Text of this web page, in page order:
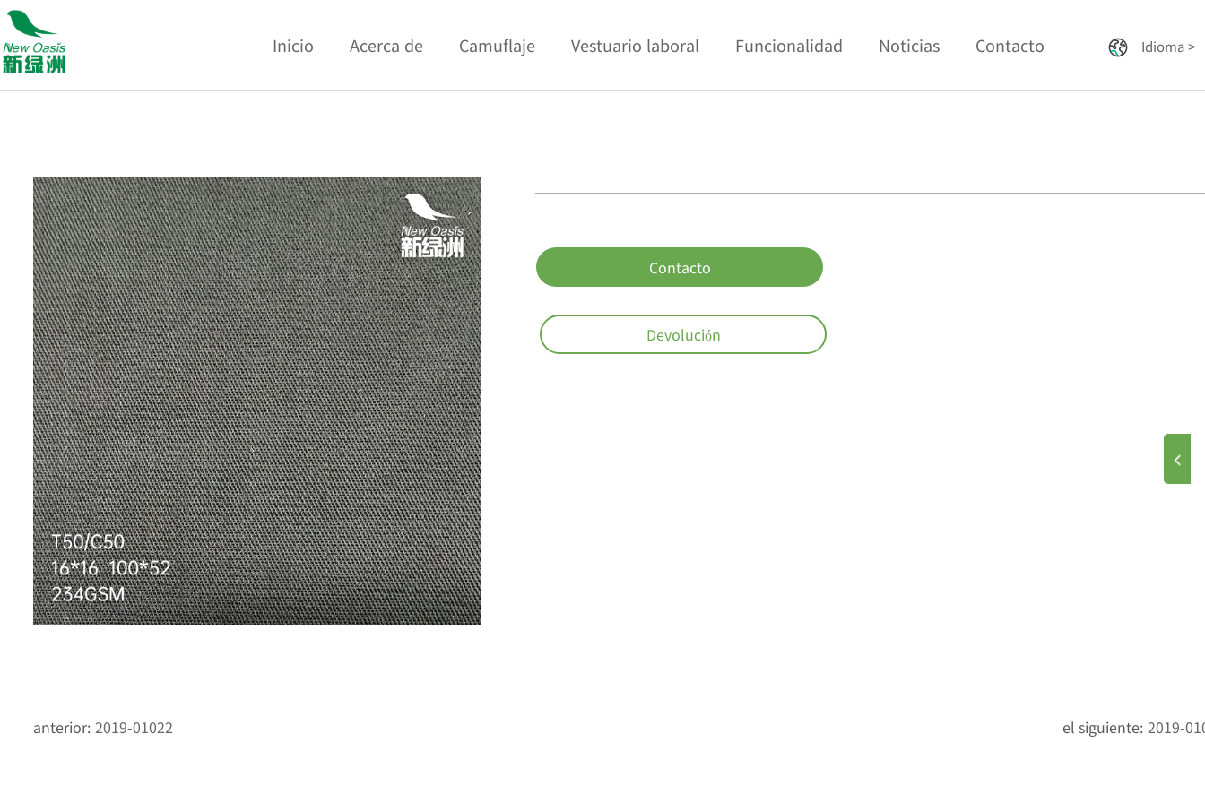
anterior: 2019-01022 el siguiente: 2019-
Contacto
Devolución
Inicio Acerca de Camuflaje Vestuario laboral Funcionalidad Noticias Contacto Idioma >